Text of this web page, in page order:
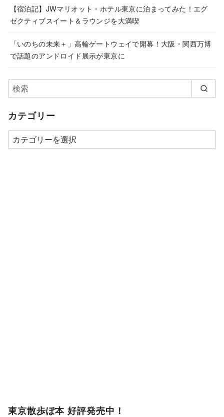
【宿泊記】JWマリオット・ホテル東京に泊まってみた！エグ
ゼクティブスイート＆ラウンジを大満喫
「いのちの未来＋」高輪ゲートウェイで開幕！大阪・関西万博
で話題のアンドロイド展示が東京に
カテゴリー
カ
テ
東京散歩ぽ本 好評発売中！